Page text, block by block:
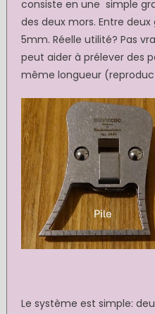
consiste en une simple
des deux mors. Entre
5mm. Réelle utilité? Pas
peut aider à prélever des
même longueur
Le système est simple: